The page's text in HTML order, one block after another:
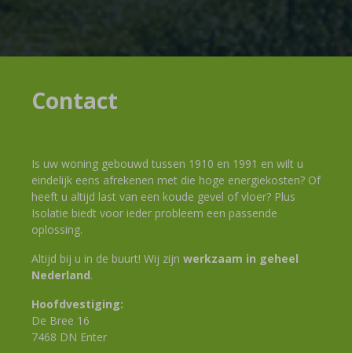
Contact
Is uw woning gebouwd tussen 1910 en 1991 en wilt u
eindelijk eens afrekenen met die hoge energiekosten? Of
heeft u altijd last van een koude gevel of vloer? Plus
Isolatie biedt voor ieder probleem een passende
oplossing.
Altijd bij u in de buurt! Wij zijn werkzaam in geheel
Nederland.
Hoofdvestiging:
De Bree 16
7468 DN Enter